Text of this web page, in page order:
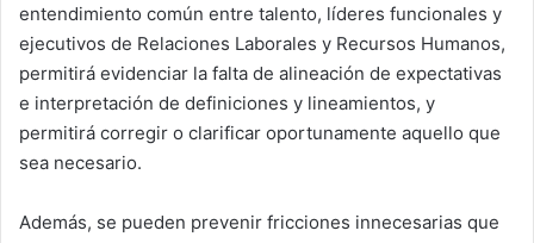
entendimiento común entre talento, líderes funcionales y
ejecutivos de Relaciones Laborales y Recursos Humanos,
permitirá evidenciar la falta de alineación de expectativas
e interpretación de definiciones y lineamientos, y
permitirá corregir o clarificar oportunamente aquello que
sea necesario.
Además, se pueden prevenir fricciones innecesarias que